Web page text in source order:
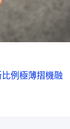
例極薄摺機融